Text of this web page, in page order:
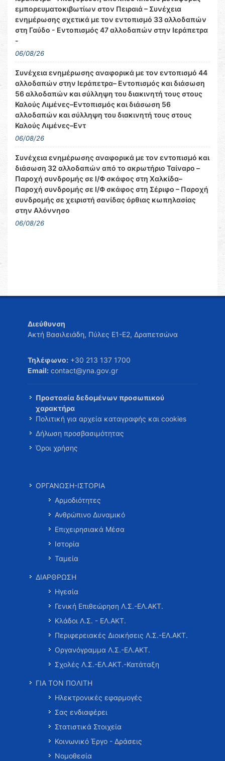
εμπορευματοκιβωτίων στον Πειραιά – Συνέχεια
ενημέρωσης σχετικά με τον εντοπισμό 33 αλλοδαπών
στη Γαύδο - Εντοπισμός 47 αλλοδαπών στην Ιεράπετρα
-
06/08/26
Συνέχεια ενημέρωσης αναφορικά με τον εντοπισμό 44
αλλοδαπών στην Ιεράπετρα– Εντοπισμός και διάσωση
56 αλλοδαπών και σύλληψη του διακινητή τους στους
Καλούς Λιμένες–Εντοπισμός και διάσωση 56
αλλοδαπών και σύλληψη του διακινητή τους στους
Καλούς Λιμένες–Εντ
06/08/26
Συνέχεια ενημέρωσης αναφορικά με τον εντοπισμό και
διάσωση 32 αλλοδαπών από το ακρωτήριο Ταίναρο –
Παροχή συνδρομής σε Ι/Φ σκάφος στη Χαλκίδα–
Παροχή συνδρομής σε Ι/Φ σκάφος στη Σέριφο – Παροχή
συνδρομής σε χειριστή σανίδας όρθιας κωπηλασίας
στην Αλόννησο
06/08/26
Διεύθυνση
Ακτή Βασιλειάδη, Πύλες Ε1-Ε2, Δραπετσώνα
Τηλέφωνο: +30 213 137 1700
Email: contact@yna.gov.gr
Προστασία δεδομένων προσωπικού
χαρακτήρα
Πολιτική για αρχεία καταγραφής και cookies
Δήλωση προσβασιμότητας
Όροι χρήσης
ΟΡΓΑΝΩΣΗ-ΙΣΤΟΡΙΑ
Αρμοδιότητες
Ανθρώπινο Δυναμικό
Επιχειρησιακά Μέσα
Ιστορία
Ταμεία
ΔΙΑΡΘΡΩΣΗ
Ηγεσία
Γενική Επιθεώρηση Λ.Σ.-ΕΛ.ΑΚΤ.
Κλάδοι Λ.Σ. - ΕΛ.ΑΚΤ.
Περιφερειακές Διοικήσεις Λ.Σ.-ΕΛ.ΑΚΤ.
Οργανόγραμμα Λ.Σ.-ΕΛ.ΑΚΤ.
Σχολές Λ.Σ.-ΕΛ.ΑΚΤ.-Κατάταξη
ΓΙΑ ΤΟΝ ΠΟΛΙΤΗ
Ηλεκτρονικές εφαρμογές
Σας ενδιαφέρει
Στατιστικά Στοιχεία
Κοινωνικό Έργο - Δράσεις
Νομοθεσία